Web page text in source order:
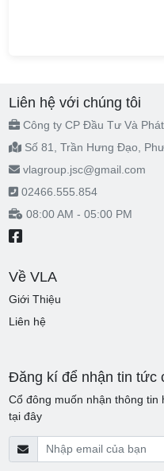
Liên hệ với chúng tôi
Công ty CP Đầu Tư Và
Số 81, Trần Hưng Đạo,
vlagroup.jsc@gmail.com
02466.555.854
08:00 AM - 05:00 PM
Về VLA
Giới Thiệu
Liên hệ
Đăng kí để nhận tin tức
Cổ đông muốn nhận thông tin
tại đây